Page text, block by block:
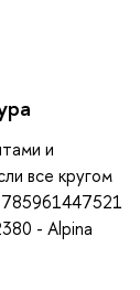
и
все кругом
- Alpina